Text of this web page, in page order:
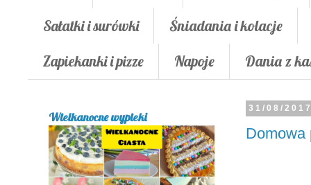
Sałatki i surówki
Śniadania i kolacje
Zapiekanki i pizze
Napoje Dania z
31/08/
Domowa
Wielkanocne wypieki